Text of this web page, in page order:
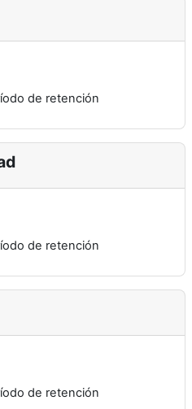
de retención
de retención
de retención